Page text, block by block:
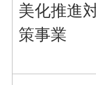
美化推進
策事業